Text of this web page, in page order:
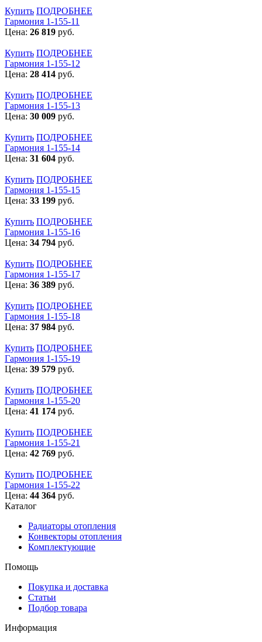
Купить ПОДРОБНЕЕ
Гармония 1-155-11
Цена: 26 819 руб.
Купить ПОДРОБНЕЕ
Гармония 1-155-12
Цена: 28 414 руб.
Купить ПОДРОБНЕЕ
Гармония 1-155-13
Цена: 30 009 руб.
Купить ПОДРОБНЕЕ
Гармония 1-155-14
Цена: 31 604 руб.
Купить ПОДРОБНЕЕ
Гармония 1-155-15
Цена: 33 199 руб.
Купить ПОДРОБНЕЕ
Гармония 1-155-16
Цена: 34 794 руб.
Купить ПОДРОБНЕЕ
Гармония 1-155-17
Цена: 36 389 руб.
Купить ПОДРОБНЕЕ
Гармония 1-155-18
Цена: 37 984 руб.
Купить ПОДРОБНЕЕ
Гармония 1-155-19
Цена: 39 579 руб.
Купить ПОДРОБНЕЕ
Гармония 1-155-20
Цена: 41 174 руб.
Купить ПОДРОБНЕЕ
Гармония 1-155-21
Цена: 42 769 руб.
Купить ПОДРОБНЕЕ
Гармония 1-155-22
Цена: 44 364 руб.
Каталог
Радиаторы отопления
Конвекторы отопления
Комплектующие
Помощь
Покупка и доставка
Статьи
Подбор товара
Информация